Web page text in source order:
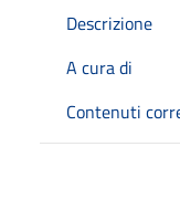
Descrizione
A cura di
Contenuti